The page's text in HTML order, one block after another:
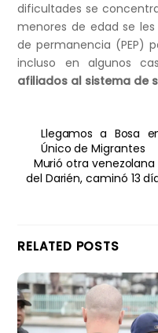
dificultades se
menores de edad se
de permanencia (PEP)
incluso en algunos
afiliados al sistema de
Llegamos a Bosa
Único de Migrantes
Murió otra
del Darién, caminó 13
RELATED POSTS